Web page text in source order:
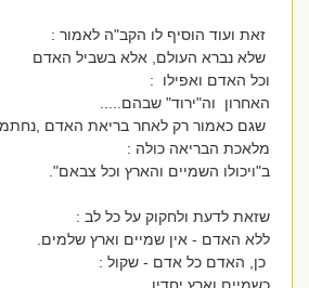
זאת ועוד הוסיף לו הקב"ה לאמור :
שלא נברא העולם, אלא בשביל האדם
וכל האדם ואפילו :
האחרון וה"ירוד" שבהם.....
שגם כאמור רק לאחר בריאת האדם ,נחתמה
מלאכת הבריאה כולה :
ב"ויכולו השמיים והארץ וכל צבאם".
שזאת לדעת ולחקוק על כל לב :
ללא האדם - אין שמיים וארץ שלמים.
כן, האדם כל אדם - שקול :